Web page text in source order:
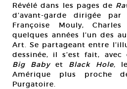
Révélé dans les pages de
d’avant-garde dirigée
Françoise Mouly,
quelques années l’un des
Art. Se partageant entre
dessinée, il s’est fait, avec
Big Babyet Black Hole,
Amérique plus proche
Purgatoire.